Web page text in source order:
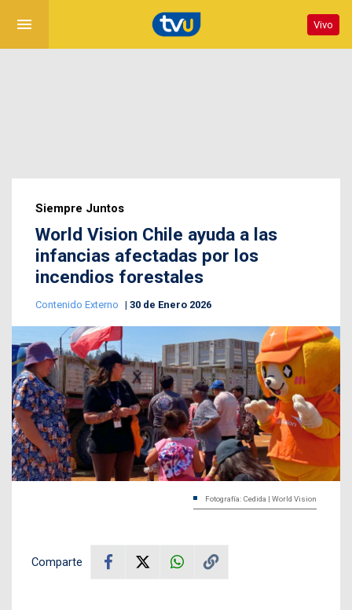
menu Vivo
Siempre Juntos
World Vision Chile ayuda a las
infancias afectadas por los
incendios forestales
Contenido Externo 30 de Enero 2026
Fotografía: Cedida | World Vision
Comparte